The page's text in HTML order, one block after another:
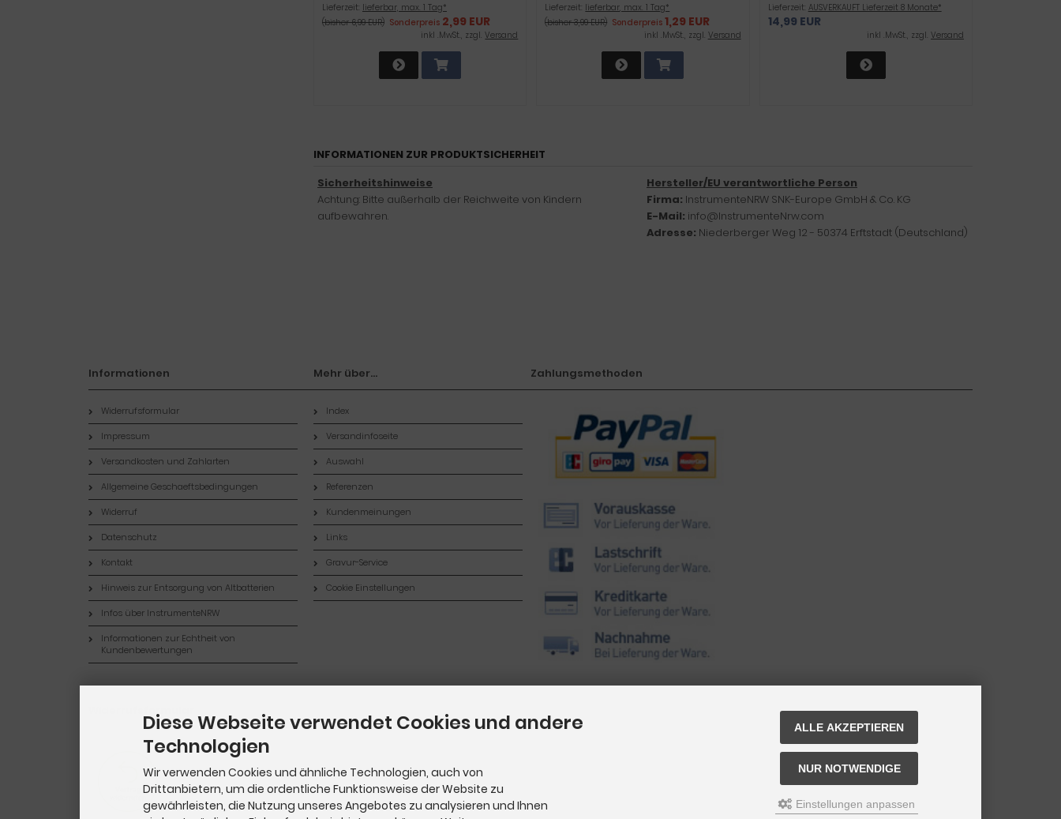
Lieferzeit: lieferbar, max. 1 Tag*
(bisher 6,99 EUR) Sonderpreis 2,99 EUR
inkl .MwSt., zzgl.Versand
Lieferzeit: lieferbar, max. 1 Tag*
(bisher 3,99 EUR) Sonderpreis 1,29 EUR
inkl .MwSt., zzgl. Versand
Lieferzeit: AUSVERKAUFT Lieferzeit 8 Monate*
14,99 EUR
inkl .MwSt., zzgl. Versand
INFORMATIONEN ZUR PRODUKTSICHERHEIT
Sicherheitshinweise
Achtung: Bitte außerhalb der Reichweite von Kindern
aufbewahren.
Hersteller/EU verantwortliche Person
Firma: InstrumenteNRW SNK-Europe GmbH & Co. KG
E-Mail: info@InstrumenteNrw.com
Adresse: Niederberger Weg 12 - 50374 Erftstadt (Deutschland)
Informationen
Widerrufsformular
Impressum
Versandkosten und Zahlarten
Allgemeine Geschaeftsbedingungen
Widerruf
Datenschutz
Kontakt
Hinweis zur Entsorgung von Altbatterien
Infos über InstrumenteNRW
Informationen zur Echtheit von
Kundenbewertungen
Mehr über...
Index
Versandinfoseite
Auswahl
Referenzen
Kundenmeinungen
Links
Gravur-Service
Cookie Einstellungen
Zahlungsmethoden
Diese Webseite verwendet Cookies und andere
Technologien
Wir verwenden Cookies und ähnliche Technologien, auch von
Drittanbietern, um die ordentliche Funktionsweise der Website zu
gewährleisten, die Nutzung unseres Angebotes zu analysieren und Ihnen
ALLE AKZEPTIEREN
NUR NOTWENDIGE
Einstellungen anpassen